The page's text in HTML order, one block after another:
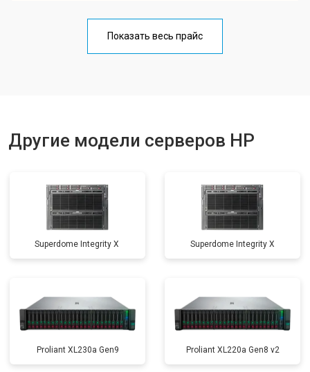
Показать весь прайс
Другие модели серверов HP
Superdome Integrity Х Superdome Integrity Х
Proliant XL230a Gen9 Proliant XL220a Gen8 v2